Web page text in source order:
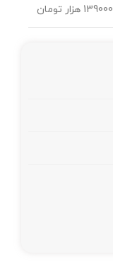
139000 هزار تومان